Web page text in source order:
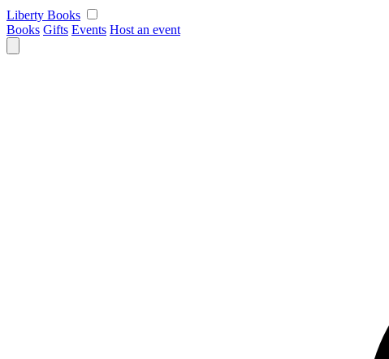
Skip
to
content
Liberty Books
Books Gifts Events Host an event